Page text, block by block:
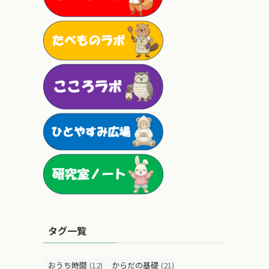
タグ一覧
おうち時間 (12) からだの基礎 (21)